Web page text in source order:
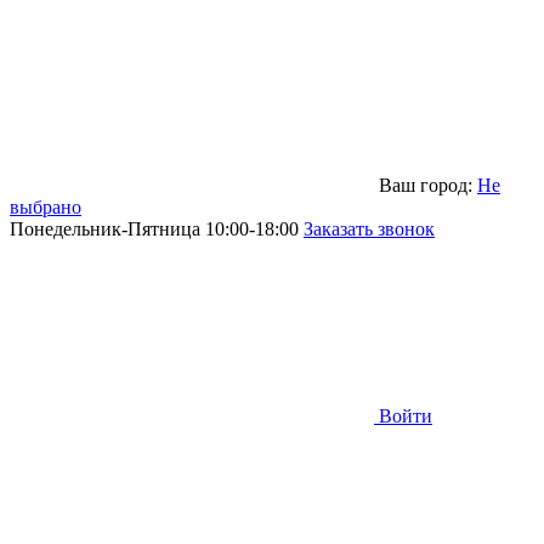
Ваш город: Не
выбрано
Понедельник-Пятница 10:00-18:00 Заказать звонок
Войти